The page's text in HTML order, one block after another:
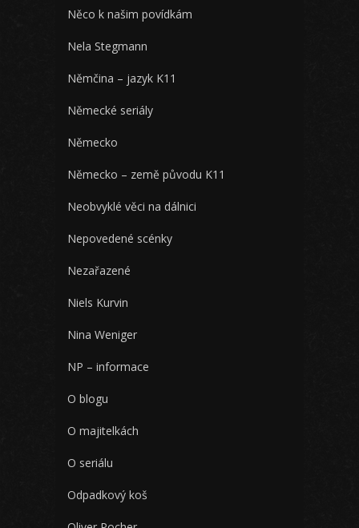
Něco k našim povídkám
Nela Stegmann
Němčina – jazyk K11
Německé seriály
Německo
Německo – země původu K11
Neobvyklé věci na dálnici
Nepovedené scénky
Nezařazené
Niels Kurvin
Nina Weniger
NP – informace
O blogu
O majitelkách
O seriálu
Odpadkový koš